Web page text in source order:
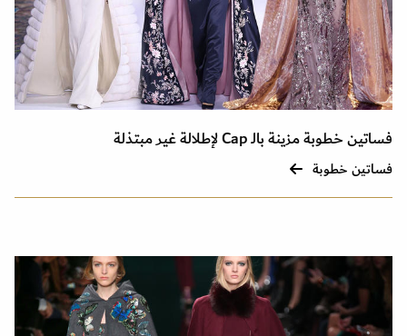
فساتين خطوبة مزينة بالـ Cap لإطلالة غير مبتذلة
فساتين خطوبة